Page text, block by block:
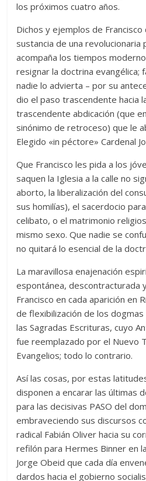
los próximos cuatro años.
Dichos y ejemplos de Francisco
sustancia de una revolucionaria
acompaña los tiempos
resignar la doctrina evangélica;
nadie lo advierta – por su
dio el paso trascendente hacia
trascendente abdicación (que
sinónimo de retroceso) que le
Elegido «in péctore» Cardenal
Que Francisco les pida a los
saquen la Iglesia a la calle no
aborto, la liberalización del
sus homilías), el sacerdocio
celibato, o el matrimonio
mismo sexo. Que nadie se
no quitará lo esencial de la
La maravillosa enajenación
espontánea, descontracturada
Francisco en cada aparición en
de flexibilización de los
las Sagradas Escrituras, cuyo
fue reemplazado por el Nuevo
Evangelios; todo lo contrario.
Así las cosas, por estas
disponen a encarar las últimas
para las decisivas PASO del
embraveciendo sus discursos
radical Fabián Oliver hacia su
refilón para Hermes Binner en
Jorge Obeid que cada día
dardos hacia el gobierno